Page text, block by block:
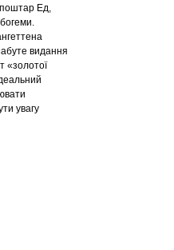
поштар Ед,
видання
«золотої
увагу